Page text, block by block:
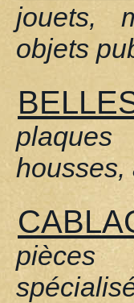
jouets,
objets
plaques
housses,
pièces